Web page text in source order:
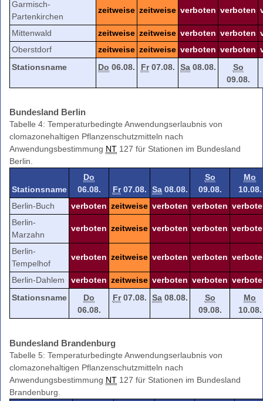
Garmisch-
Partenkirchen
zeitweise zeitweise verboten verboten
Mittenwald zeitweise zeitweise verboten verboten
Oberstdorf
zeitweise zeitweise verboten verboten
Stationsname
Do 06.08. Fr07.08. Sa 08.08.
So
09.08.
Bundesland Berlin
Tabelle 4: Temperaturbedingte Anwendungserlaubnis von
clomazonehaltigen Pflanzenschutzmitteln nach
Anwendungsbestimmung NT 127 für Stationen im Bundesland
Berlin.
Stationsname
Do
06.08.
Fr07.08. Sa 08.08.
So
09.08.
Mo
10.08.
Berlin-Buch
verboten zeitweise verboten verboten
Berlin-
Marzahn
verboten zeitweise verboten verboten
Berlin-
Tempelhof
verboten zeitweise verboten verboten
Berlin-Dahlem verboten zeitweise verboten verboten
Stationsname
Do
06.08.
Fr07.08. Sa 08.08.
So
09.08.
Mo
10.08.
Bundesland Brandenburg
Tabelle 5: Temperaturbedingte Anwendungserlaubnis von
clomazonehaltigen Pflanzenschutzmitteln nach
Anwendungsbestimmung NT 127 für Stationen im Bundesland
Brandenburg.